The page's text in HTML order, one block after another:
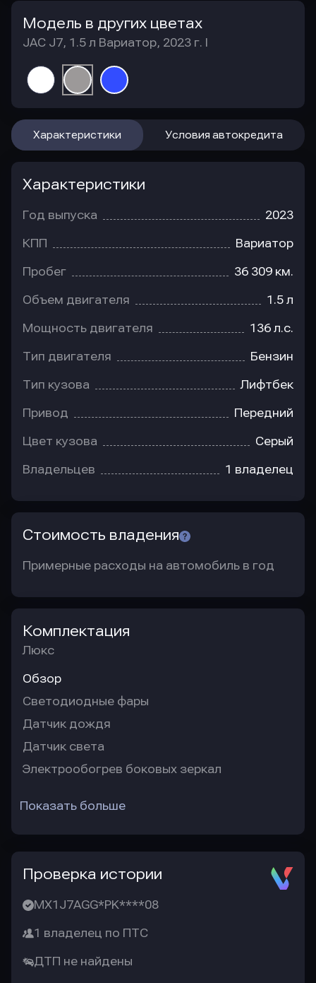
Модель в других цветах
JAC J7, 1.5 л Вариатор, 2023 г. I
Характеристики Условия автокредита
Характеристики
Год выпуска 2023
КПП Вариатор
Пробег 36 309 км.
Объем двигателя 1.5 л
Мощность двигателя 136 л.с.
Тип двигателя Бензин
Тип кузова Лифтбек
Привод Передний
Цвет кузова Серый
Владельцев 1 владелец
Стоимость владения
Примерные расходы на автомобиль в год
Комплектация
Люкс
Обзор
Светодиодные фары
Датчик дождя
Датчик света
Электрообогрев боковых зеркал
Показать больше
Проверка истории
MX1J7AGG*PK****08
1 владелец по ПТС
ДТП не найдены